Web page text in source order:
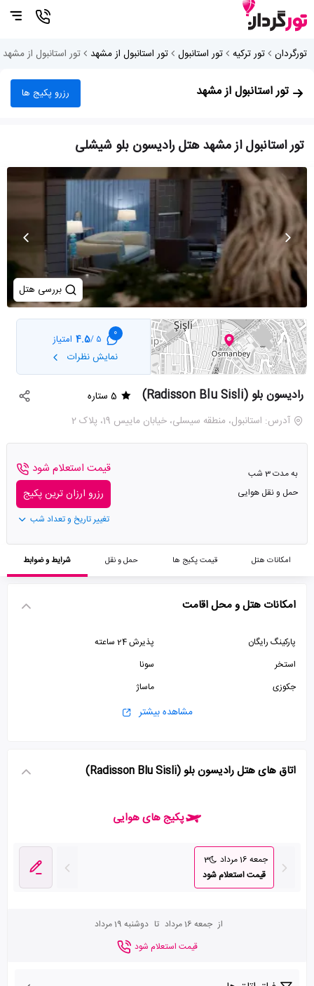
تورگردان تور ترکیه تور استانبول تور استانبول از مشهد تور استانبول از
تور استانبول از مشهد رزرو پکیج ها
تور استانبول از مشهد هتل رادیسون بلو شیشلی
بررسی هتل
0
5 /
4.5 امتیاز
نمایش نظرات
رادیسون بلو (Radisson Blu Sisli)
5 ستاره
آدرس: استانبول، منطقه سیسلی، خیابان ماییس 19، پلاک 2
به مدت 3 شب
حمل و نقل هوایی
قیمت استعلام شود
رزرو ارزان ترین پکیج
تغییر تاریخ و تعداد شب
امکانات هتل قیمت پکیج ها حمل و نقل شرایط و ضوابط
امکانات هتل و محل اقامت
پارکینگ رایگان
پذیرش 24 ساعته
استخر
سونا
جکوزی
ماساژ
کافی شاپ
سالن کنفرانس
مشاهده بیشتر
اتاق های هتل رادیسون بلو (Radisson Blu Sisli)
پکیج های هوایی
جمعه 16 مرداد
3
قیمت استعلام شود
از جمعه 16 مرداد تا دوشنبه 19 مرداد
قیمت استعلام شود